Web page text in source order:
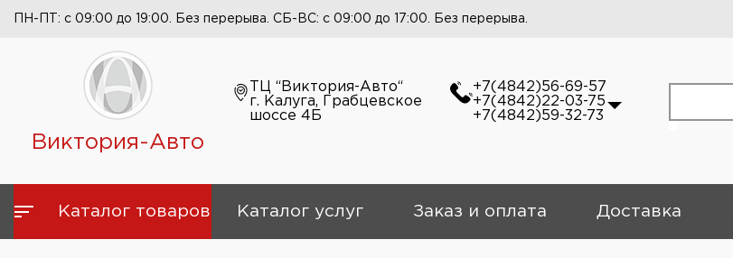
ПН-ПТ: с 09:00 до 19:00. Без перерыва. СБ-ВС: с 09:00 до 17:00. Без перерыва.
Виктория-Авто
ТЦ “Виктория-Авто“
г. Калуга, Грабцевское
шоссе 4Б
+7(4842)56-69-57
+7(4842)22-03-75
+7(4842)59-32-73
Каталог товаров Каталог услуг Заказ и оплата Доставка